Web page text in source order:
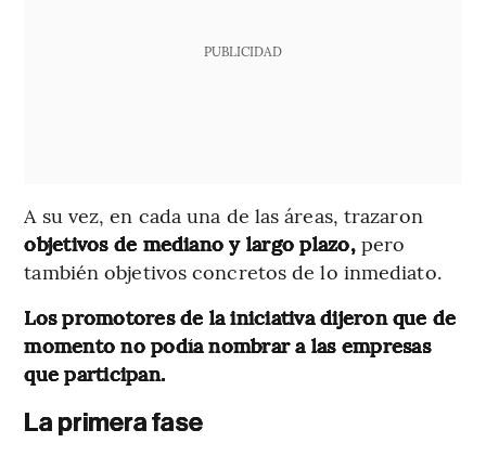
PUBLICIDAD
A su vez, en cada una de las áreas, trazaron
objetivos de mediano y largo plazo,pero
también objetivos concretos de lo inmediato.
Los promotores de la iniciativa dijeron que de
momento no podía nombrar a las empresas
que participan.
La primera fase